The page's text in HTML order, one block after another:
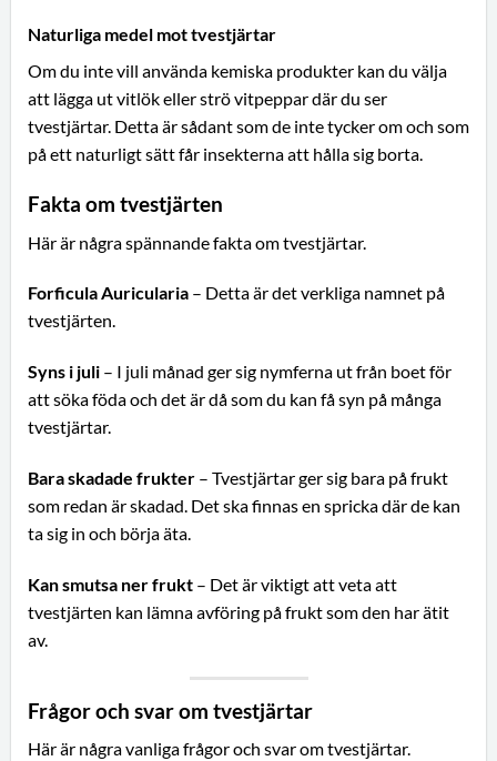
Naturliga medel mot tvestjärtar
Om du inte vill använda kemiska produkter kan du välja
att lägga ut vitlök eller strö vitpeppar där du ser
tvestjärtar. Detta är sådant som de inte tycker om och som
på ett naturligt sätt får insekterna att hålla sig borta.
Fakta om tvestjärten
Här är några spännande fakta om tvestjärtar.
Forficula Auricularia– Detta är det verkliga namnet på
tvestjärten.
Syns i juli– I juli månad ger sig nymferna ut från boet för
att söka föda och det är då som du kan få syn på många
tvestjärtar.
Bara skadade frukter– Tvestjärtar ger sig bara på frukt
som redan är skadad. Det ska finnas en spricka där de kan
ta sig in och börja äta.
Kan smutsa ner frukt– Det är viktigt att veta att
tvestjärten kan lämna avföring på frukt som den har ätit
av.
Frågor och svar om tvestjärtar
Här är några vanliga frågor och svar om tvestjärtar.